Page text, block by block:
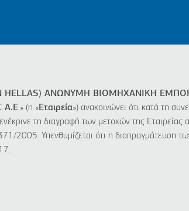
HELLAS) ΑΝΩΝΥΜΗ ΒΙΟΜΗΧΑΝΙΚΗ
Α.Ε.» (η «Εταιρεία») ανακοινώνει ότι κατά τη
τη διαγραφή των μετοχών της Εταιρείας
Υπενθυμίζεται ότι η διαπραγμάτευση